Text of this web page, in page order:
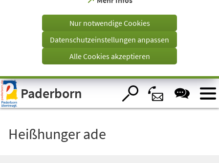
Visuelle
Assistenzsoftware
öffnen.
einem
Tab)
Nur notwendige Cookies
Datenschutzeinstellungen anpassen
Alle Cookies akzeptieren
Paderborn
Heißhunger ade